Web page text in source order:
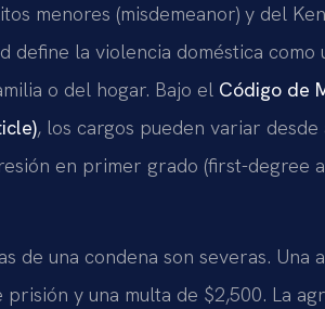
menores (misdemeanor) y del
define la violencia doméstica
o del hogar. Bajo el Código de
, los cargos pueden variar
en primer grado (first-degree
de una condena son severas.
prisión y una multa de $2,500. La